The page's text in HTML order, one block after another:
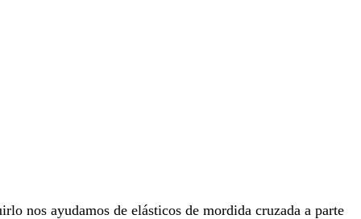
nos ayudamos de elásticos de mordida cruzada a parte